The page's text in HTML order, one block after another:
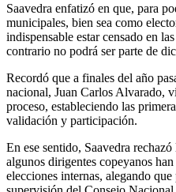
Saavedra enfatizó en que, para
municipales, bien sea como
indispensable estar censado en
contrario no podrá ser parte de
Recordó que a finales del año
nacional, Juan Carlos Alvarado,
proceso, estableciendo las
validación y participación.
En ese sentido, Saavedra
algunos dirigentes copeyanos
elecciones internas, alegando